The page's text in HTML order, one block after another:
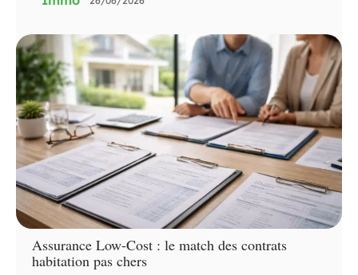
Assurance Low-Cost : le match des contrats
habitation pas chers